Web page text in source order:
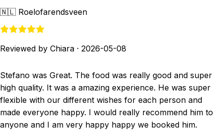
🇳🇱 Roelofarendsveen
Reviewed by Chiara · 2026-05-08
Stefano was Great. The food was really good and super
high quality. It was a amazing experience. He was super
flexible with our different wishes for each person and
made everyone happy. I would really recommend him to
anyone and I am very happy happy we booked him.